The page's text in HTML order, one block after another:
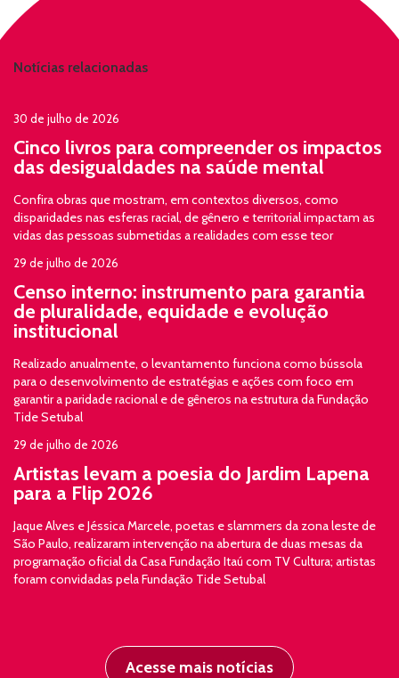
Notícias relacionadas
30 de julho de 2026
Cinco livros para compreender os impactos
das desigualdades na saúde mental
Confira obras que mostram, em contextos diversos, como
disparidades nas esferas racial, de gênero e territorial impactam as
vidas das pessoas submetidas a realidades com esse teor
29 de julho de 2026
Censo interno: instrumento para garantia
de pluralidade, equidade e evolução
institucional
Realizado anualmente, o levantamento funciona como bússola
para o desenvolvimento de estratégias e ações com foco em
garantir a paridade racional e de gêneros na estrutura da Fundação
Tide Setubal
29 de julho de 2026
Artistas levam a poesia do Jardim Lapena
para a Flip 2026
Jaque Alves e Jéssica Marcele, poetas e slammers da zona leste de
São Paulo, realizaram intervenção na abertura de duas mesas da
programação oficial da Casa Fundação Itaú com TV Cultura; artistas
foram convidadas pela Fundação Tide Setubal
Acesse mais notícias